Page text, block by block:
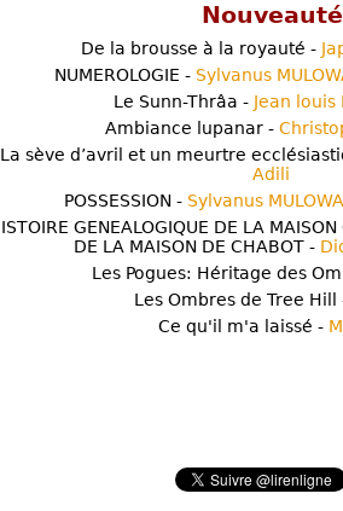
De la brousse à la royauté -
NUMEROLOGIE - Sylvanus
Le Sunn-Thrâa - Jean louis
Ambiance lupanar -
La sève d’avril et un meurtre
Adili
POSSESSION - Sylvanus
GENEALOGIQUE DE LA
DE LA MAISON DE CHABOT -
Les Pogues: Héritage des
Les Ombres de Tree Hill
Ce qu'il m'a laissé -